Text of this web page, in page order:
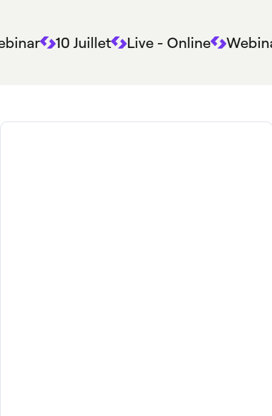
10 Juillet Live - Online